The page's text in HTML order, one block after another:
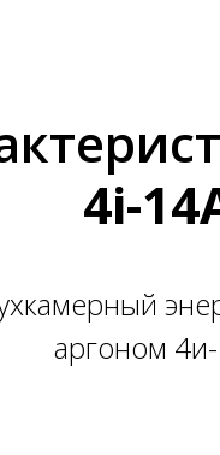
4i-
аргоном